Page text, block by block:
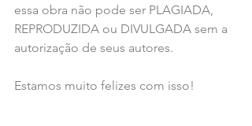
essa obra não pode ser PLAGIADA,
REPRODUZIDA ou DIVULGADA sem a
autorização de seus autores.
Estamos muito felizes com isso!